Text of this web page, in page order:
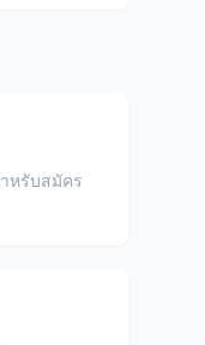
หรับสมัคร